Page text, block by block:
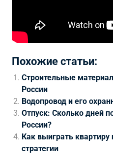
Похожие статьи:
Строительные
России
Водопровод и его
Отпуск: Сколько дней
России?
Как выиграть
стратегии